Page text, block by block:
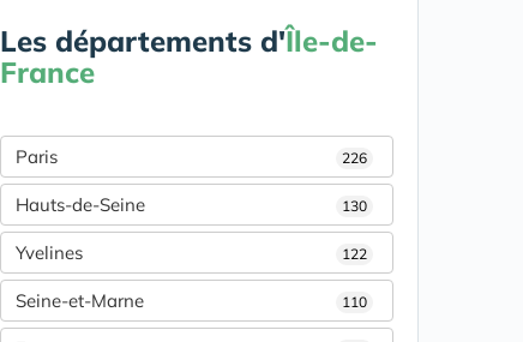
Les départements d'Île-de-
France
Paris 226
Hauts-de-Seine 130
Yvelines 122
Seine-et-Marne 110